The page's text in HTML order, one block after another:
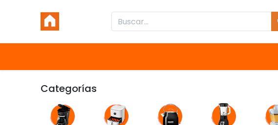
Categorías